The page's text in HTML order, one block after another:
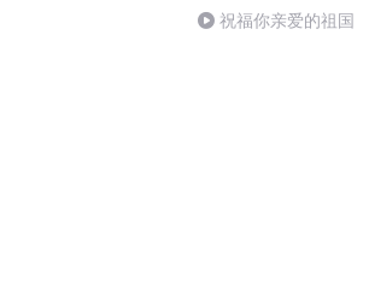
祝福你亲爱的祖国